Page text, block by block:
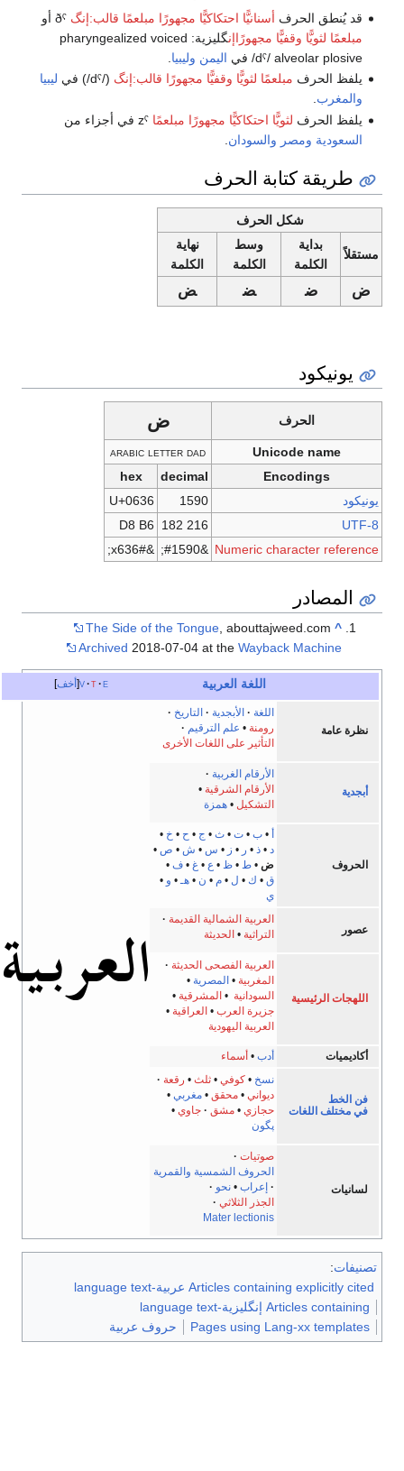
قد يُنطق الحرف أسنانيًّا احتكاكيًّا مجهورًا مبلعمًا قالب:إنگ ðˤ أو
مبلعمًا لثويًّا وقفيًّا مجهورًاإنگليزية: pharyngealized voiced
alveolar plosive
/dˤ/ في اليمن وليبيا
يلفظ الحرف مبلعمًا لثويًّا وقفيًّا مجهورًا قالب:إنگ (/dˤ/) في
ليبيا
والمغرب.
يلفظ الحرف لثويًّا احتكاكيًّا مجهورًا مبلعمًا zˤ في أجزاء من
السعودية ومصر والسودان
طريقة كتابة الحرف
شكل الحرف
مستقلاً
بداية
الكلمة
وسط
الكلمة
نهاية
الكلمة
ض ض‍ ‍ض‍ ‍ض
يونيكود
الحرف ض
Unicode name
arabic letter dad
Encodings
decimal
hex
يونيكود
1590
U+0636
UTF-8
216 182
D8 B6
Numeric character reference
&#1590;
&#x636;
المصادر
^
The Side of the Tongue, abouttajweed.com
Archived 2018-07-04 at theWayback Machine
أخف v t e اللغة العربية
نظرة عامة
اللغة الأبجدية
التاريخ
رومنة • علم الترقيم
التأثير على اللغات الأخرى
أبجدية
الأرقام الغربية
الأرقام الشرقية •
التشكيل •همزة
الحروف
أ •ب •ت •ث • ج • ح • خ •
د •ذ • ر • ز • س • ش • ص •
ض •ط •ظ • ع • غ •ف •
ق • ك • ل •م • ن •هـ • و •
ي
عصور
العربية الشمالية القديمة
التراثية • الحديثة
اللهجات الرئيسية
العربية الفصحى الحديثة
المغربية • المصرية •
السودانية • المشرقية •
جزيرة العرب • العراقية •
العربية اليهودية
أكاديميات أدب •أسماء
فن الخط
في مختلف اللغات
نسخ •كوفي •ثلث • رقعة
ديواني •محقق •مغربي •
حجازي •مشق جاوي •
پگون
لسانيات
صوتيات
الحروف الشمسية والقمرية
إعراب •نحو
الجذر الثلاثي
Mater lectionis
تصنيفات:
Articles containing explicitly cited عربية-language text
Articles containing إنگليزية-language text
Pages using Lang-xx templates
حروف عربية